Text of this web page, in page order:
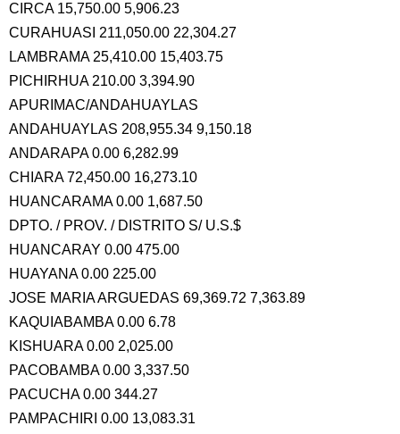
CIRCA 15,750.00 5,906.23
CURAHUASI 211,050.00 22,304.27
LAMBRAMA 25,410.00 15,403.75
PICHIRHUA 210.00 3,394.90
APURIMAC/ANDAHUAYLAS
ANDAHUAYLAS 208,955.34 9,150.18
ANDARAPA 0.00 6,282.99
CHIARA 72,450.00 16,273.10
HUANCARAMA 0.00 1,687.50
DPTO. / PROV. / DISTRITO S/ U.S.$
HUANCARAY 0.00 475.00
HUAYANA 0.00 225.00
JOSE MARIA ARGUEDAS 69,369.72 7,363.89
KAQUIABAMBA 0.00 6.78
KISHUARA 0.00 2,025.00
PACOBAMBA 0.00 3,337.50
PACUCHA 0.00 344.27
PAMPACHIRI 0.00 13,083.31